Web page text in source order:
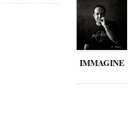
IMMAGINE